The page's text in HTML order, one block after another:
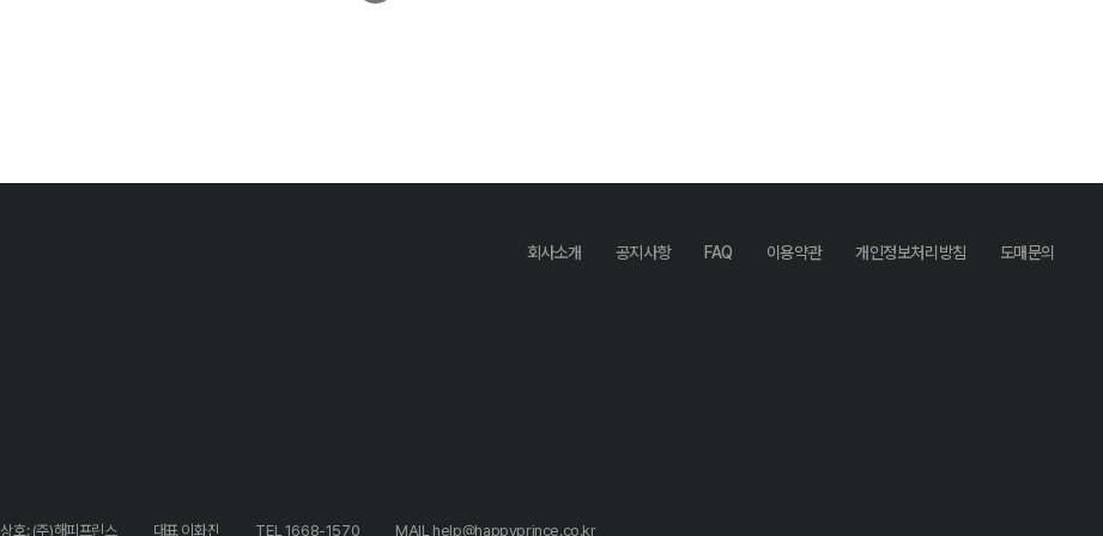
회사소개 공지사항 FAQ 이용약관 개인정보처리방침 도매문의
상호: (주)해피프린스 대표 이화진 TEL 1668-1570 MAIL help@happyprince.co.kr